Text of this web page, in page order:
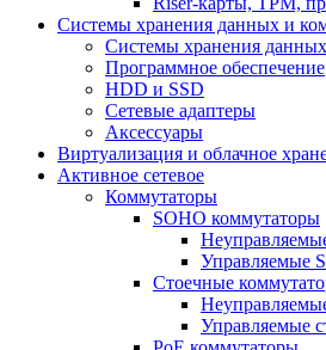
Системы хранения данных и
Системы хранения данных
Программное обеспечение
HDD и SSD
Сетевые адаптеры
Аксессуары
Виртуализация и облачное
Активное сетевое
Коммутаторы
SOHO коммутаторы
Управляемые
Стоечные
Управляемые